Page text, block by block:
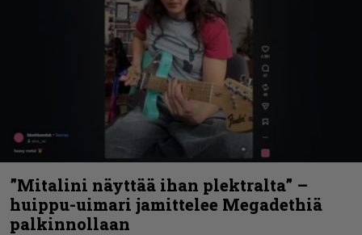
”Mitalini näyttää ihan plektralta” –
huippu-uimari jamittelee Megadethiä
palkinnollaan